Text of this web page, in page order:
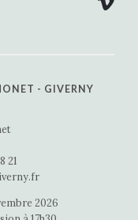
- GIVERNY
21
2026